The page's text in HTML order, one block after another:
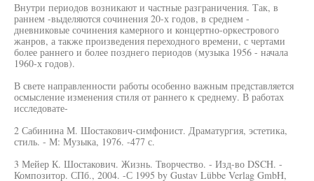
Внутри периодов возникают и частные разграничения. Так, в
раннем -выделяются сочинения 20-х годов, в среднем -
дневниковые сочинения камерного и концертно-оркестрового
жанров, а также произведения переходного времени, с чертами
более раннего и более позднего периодов (музыка 1956 - начала
1960-х годов).
В свете направленности работы особенно важным представляется
осмысление изменения стиля от раннего к среднему. В работах
исследовате-
2 Сабинина М. Шостакович-симфонист. Драматургия, эстетика,
стиль. - М: Музыка, 1976. -477 с.
3 Мейер К. Шостакович. Жизнь. Творчество. - Изд-во DSCH. -
Композитор. СПб., 2004. -С 1995 by Gustav Lübbe Verlag GmbH,